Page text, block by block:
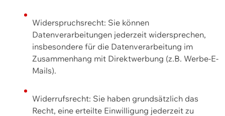
Widerspruchsrecht: Sie können
Datenverarbeitungen jederzeit widersprechen,
insbesondere für die Datenverarbeitung im
Zusammenhang mit Direktwerbung (z.B. Werbe-E-
Mails).
Widerrufsrecht: Sie haben grundsätzlich das
Recht, eine erteilte Einwilligung jederzeit zu